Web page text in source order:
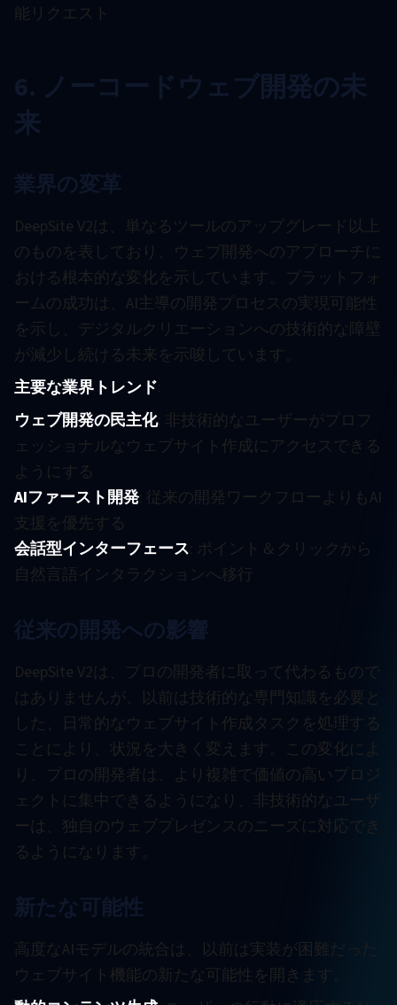
能リクエスト
6. ノーコードウェブ開発の未
来
業界の変革
DeepSite V2は、単なるツールのアップグレード以上
のものを表しており、ウェブ開発へのアプローチに
おける根本的な変化を示しています。プラットフォ
ームの成功は、AI主導の開発プロセスの実現可能性
を示し、デジタルクリエーションへの技術的な障壁
が減少し続ける未来を示唆しています。
主要な業界トレンド:
ウェブ開発の民主化: 非技術的なユーザーがプロフ
ェッショナルなウェブサイト作成にアクセスできる
ようにする
AIファースト開発: 従来の開発ワークフローよりもAI
支援を優先する
会話型インターフェース: ポイント＆クリックから
自然言語インタラクションへ移行
従来の開発への影響
DeepSite V2は、プロの開発者に取って代わるもので
はありませんが、以前は技術的な専門知識を必要と
した、日常的なウェブサイト作成タスクを処理する
ことにより、状況を大きく変えます。この変化によ
り、プロの開発者は、より複雑で価値の高いプロジ
ェクトに集中できるようになり、非技術的なユーザ
ーは、独自のウェブプレゼンスのニーズに対応でき
るようになります。
新たな可能性
高度なAIモデルの統合は、以前は実装が困難だった
ウェブサイト機能の新たな可能性を開きます。